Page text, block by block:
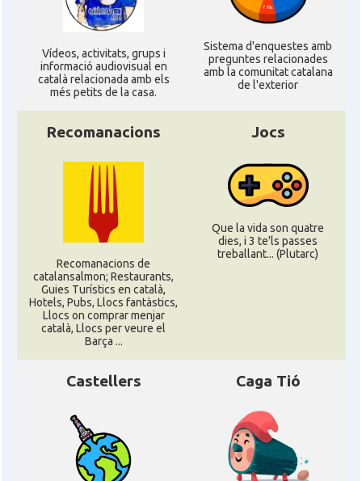
Ví­deos, activitats, grups i
informació audiovisual en
català relacionada amb els
més petits de la casa.
Sistema d'enquestes amb
preguntes relacionades
amb la comunitat catalana
de l'exterior
Recomanacions
Recomanacions de
catalansalmon; Restaurants,
Guies Turístics en català,
Hotels, Pubs, Llocs fantàstics,
Llocs on comprar menjar
català, Llocs per veure el
Barça ...
Jocs
Que la vida son quatre
dies, i 3 te'ls passes
treballant... (Plutarc)
Castellers Caga Tió